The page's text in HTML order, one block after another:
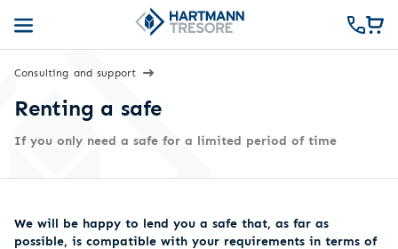
Consulting and support
Renting a safe
If you only need a safe for a limited period of time
We will be happy to lend you a safe that, as far as
possible, is compatible with your requirements in terms of